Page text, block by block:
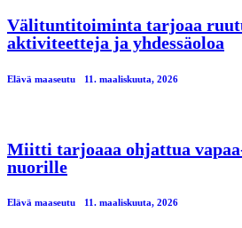
Välituntitoiminta tarjoaa
aktiviteetteja ja yhdessäoloa
Elävä maaseutu 11. maaliskuuta, 2026
Miitti tarjoaaa ohjattua
nuorille
Elävä maaseutu 11. maaliskuuta, 2026